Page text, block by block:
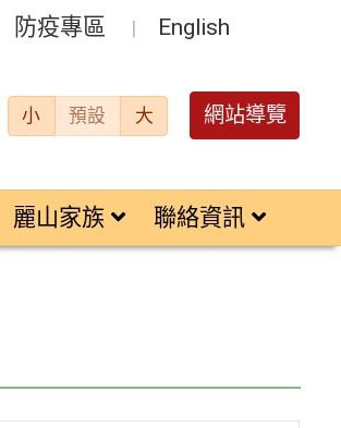
防疫專區 English
小 預設 大 網站導覽
麗山家族 聯絡資訊